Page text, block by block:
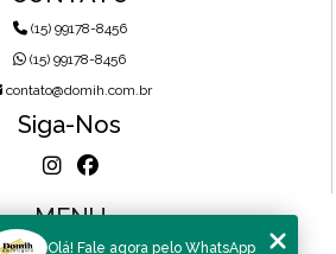
(15) 99178-8456
(15) 99178-8456
contato@domih.com.br
Siga-Nos
MENU
Olá! Fale agora pelo WhatsApp